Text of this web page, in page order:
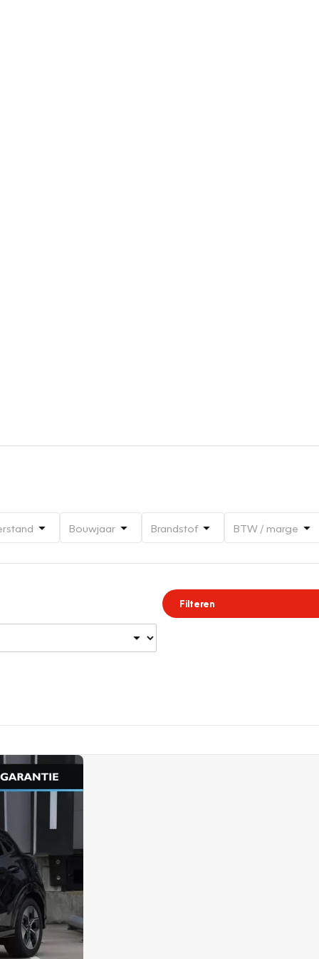
Bouwjaar Brandstof BTW / marge
Filteren